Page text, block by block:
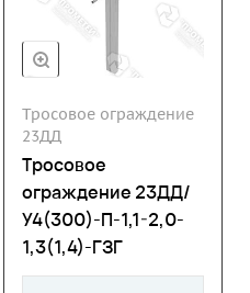
Тросовое ограждение
23ДД
Тросовое
ограждение 23ДД/
У4(300)-П-1,1-2,0-
1,3(1,4)-ГЗГ